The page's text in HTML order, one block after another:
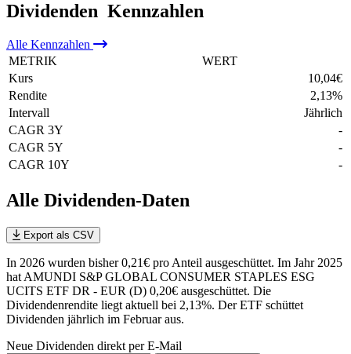
Dividenden Kennzahlen
Alle Kennzahlen
METRIK
WERT
Kurs
10,04€
Rendite
2,13%
Intervall
Jährlich
CAGR 3Y
-
CAGR 5Y
-
CAGR 10Y
-
Alle Dividenden-Daten
Export als CSV
In 2026 wurden bisher 0,21€ pro Anteil ausgeschüttet. Im Jahr 2025
hat AMUNDI S&P GLOBAL CONSUMER STAPLES ESG
UCITS ETF DR - EUR (D) 0,20€ ausgeschüttet. Die
Dividendenrendite liegt aktuell bei 2,13%. Der ETF schüttet
Dividenden jährlich im Februar aus.
Neue Dividenden direkt per E-Mail